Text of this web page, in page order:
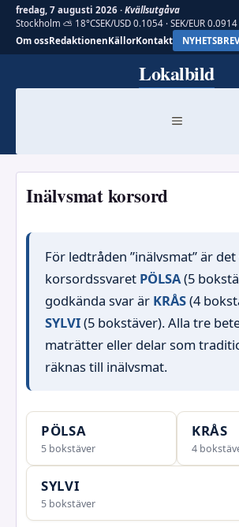
fredag, 7 augusti 2026 · Kvällsutgåva
Stockholm ⛅ 18°CSEK/USD 0.1054 · SEK/EUR 0.0914
Om ossRedaktionenKällorKontakt NYHETSBREV
Lokalbild
MENY
Inälvsmat korsord
För ledtråden ”inälvsmat” är
korsordssvaret PÖLSA(5
godkända svar är KRÅS(4
SYLVI(5 bokstäver). Alla tre
maträtter eller delar som
räknas till inälvsmat.
PÖLSA
5 bokstäver
KRÅS
4
SYLVI
5 bokstäver